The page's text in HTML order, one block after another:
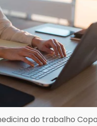
do trabalho